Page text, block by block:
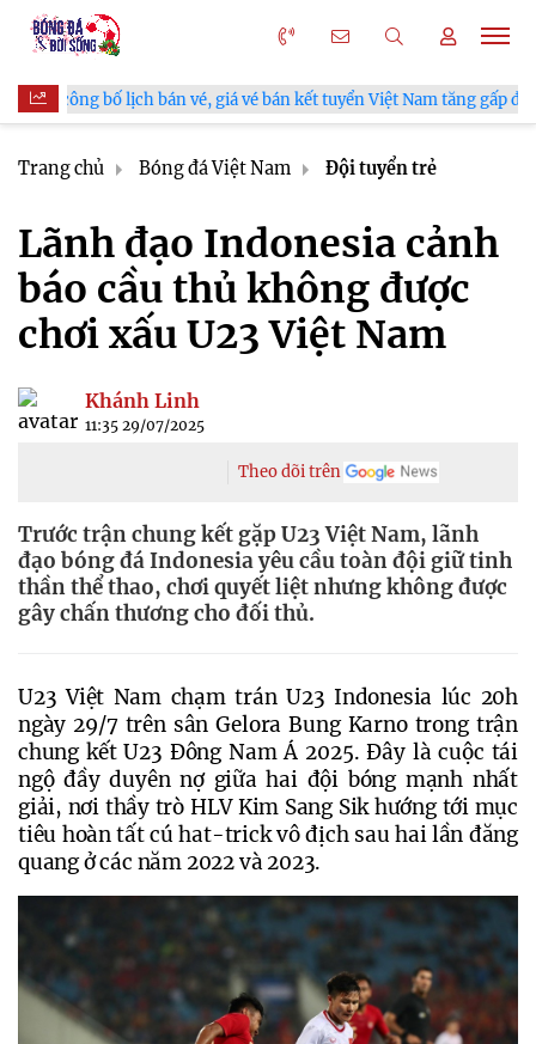
vé, giá vé bán kết tuyển Việt Nam tăng gấp đôi V.League
Trang chủ Bóng đá Việt Nam Đội tuyển trẻ
Lãnh đạo Indonesia cảnh
báo cầu thủ không được
chơi xấu U23 Việt Nam
Khánh Linh
11:35 29/07/2025
Theo dõi trên
Trước trận chung kết gặp U23 Việt Nam, lãnh
đạo bóng đá Indonesia yêu cầu toàn đội giữ tinh
thần thể thao, chơi quyết liệt nhưng không được
gây chấn thương cho đối thủ.
U23 Việt Nam chạm trán U23 Indonesia lúc 20h
ngày 29/7 trên sân Gelora Bung Karno trong trận
chung kết U23 Đông Nam Á 2025. Đây là cuộc tái
ngộ đầy duyên nợ giữa hai đội bóng mạnh nhất
giải, nơi thầy trò HLV Kim Sang Sik hướng tới mục
tiêu hoàn tất cú hat-trick vô địch sau hai lần đăng
quang ở các năm 2022 và 2023.